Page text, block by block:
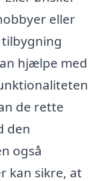
eller
hjælpe med
de rette
den
også
kan sikre, at